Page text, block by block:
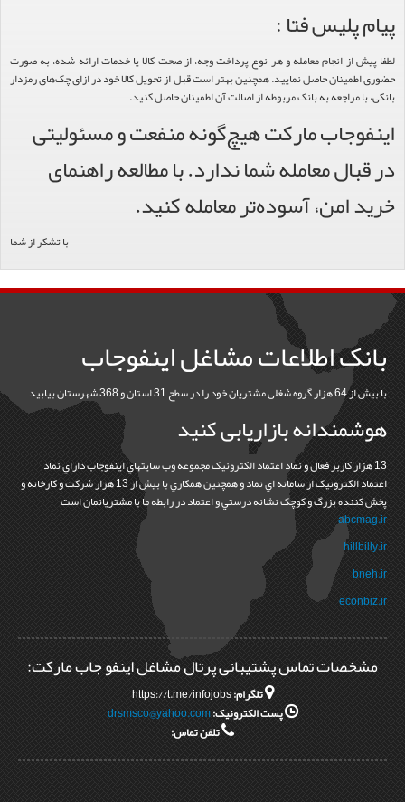
پیام پلیس فتا :
لطفا پیش از انجام معامله و هر نوع پرداخت وجه، از صحت کالا یا خدمات ارائه شده، به صورت
حضوری اطمینان حاصل نمایید. همچنین بهتر است قبل از تحویل کالا خود در ازای چک‌های رمزدار
بانکی، با مراجعه به بانک مربوطه از اصالت آن اطمینان حاصل کنید.
اینفوجاب مارکت هیچ‌گونه منفعت و مسئولیتی
در قبال معامله شما ندارد. با مطالعه راهنمای
خرید امن، آسوده‌تر معامله کنید.
با تشکر از شما
بانک اطلاعات مشاغل اینفوجاب
با بیش از 64 هزار گروه شغلی مشتریان خود را در سطح 31 استان و 368 شهرستان بیابید
هوشمندانه بازاریابی کنید
13 هزار کاربر فعال و نماد اعتماد الکترونيک مجموعه وب سايتهاي اينفوجاب داراي نماد
اعتماد الکترونيک از سامانه اي نماد و همچنين همکاري با بيش از 13 هزار شرکت و کارخانه و
پخش کننده بزرگ و کوچک نشانه درستي و اعتماد در رابطه ما با مشتريانمان است
abcmag.ir
hillbilly.ir
bneh.ir
econbiz.ir
مشخصات تماس پشتیبانی پرتال مشاغل اینفو جاب مارکت:
تلگرام:https://t.me/infojobs
پست الکترونیک:drsmsco@yahoo.com
تلفن تماس: